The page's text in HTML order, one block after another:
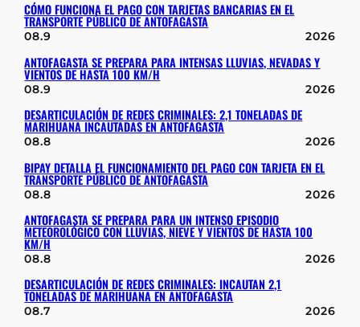
CÓMO FUNCIONA EL PAGO CON TARJETAS BANCARIAS EN EL
TRANSPORTE PÚBLICO DE ANTOFAGASTA
08.9 2026
ANTOFAGASTA SE PREPARA PARA INTENSAS LLUVIAS, NEVADAS Y
VIENTOS DE HASTA 100 KM/H
08.9 2026
DESARTICULACIÓN DE REDES CRIMINALES: 2,1 TONELADAS DE
MARIHUANA INCAUTADAS EN ANTOFAGASTA
08.8 2026
BIPAY DETALLA EL FUNCIONAMIENTO DEL PAGO CON TARJETA EN EL
TRANSPORTE PÚBLICO DE ANTOFAGASTA
08.8 2026
ANTOFAGASTA SE PREPARA PARA UN INTENSO EPISODIO
METEOROLÓGICO CON LLUVIAS, NIEVE Y VIENTOS DE HASTA 100
KM/H
08.8 2026
DESARTICULACIÓN DE REDES CRIMINALES: INCAUTAN 2,1
TONELADAS DE MARIHUANA EN ANTOFAGASTA
08.7 2026